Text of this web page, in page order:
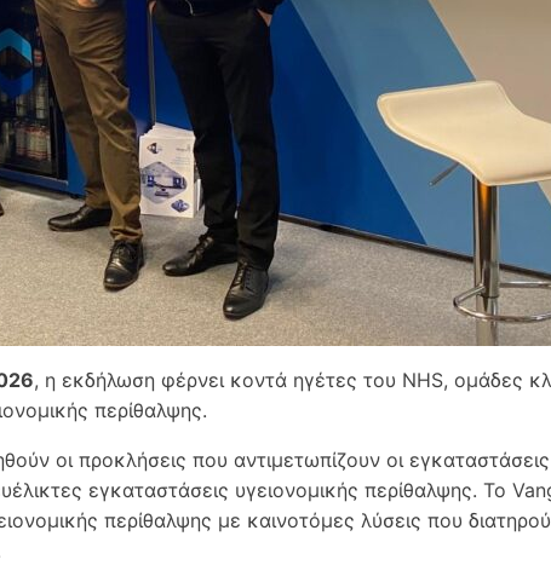
, η εκδήλωση φέρνει κοντά ηγέτες του NHS, ομάδες
περίθαλψης.
οι προκλήσεις που αντιμετωπίζουν οι
εγκαταστάσεις υγειονομικής περίθαλψης. Το
περίθαλψης με καινοτόμες λύσεις που